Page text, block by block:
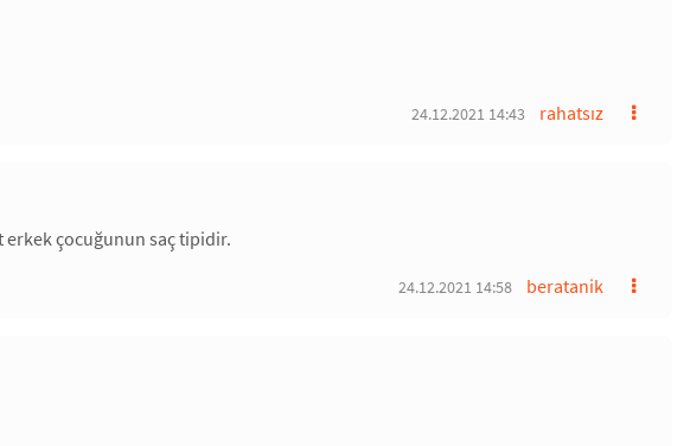
rahatsız
24.12.2021 14:43
erkek çocuğunun saç tipidir.
beratanik
24.12.2021 14:58